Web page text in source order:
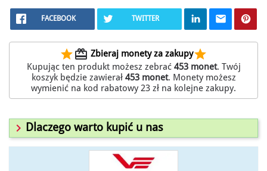
FACEBOOK TWITTER
starredeem Zbieraj monety za zakupystar
Kupując ten produkt możesz zebrać 453monet. Twój
koszyk będzie zawierał 453monet. Monety możesz
wymienić na kod rabatowy 23 zł na kolejne zakupy.
 Dlaczego warto kupić u nas